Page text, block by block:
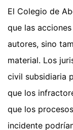
El Colegio de
que las
autores, sino
material. Los
civil subsidiaria
que los
que los
incidente